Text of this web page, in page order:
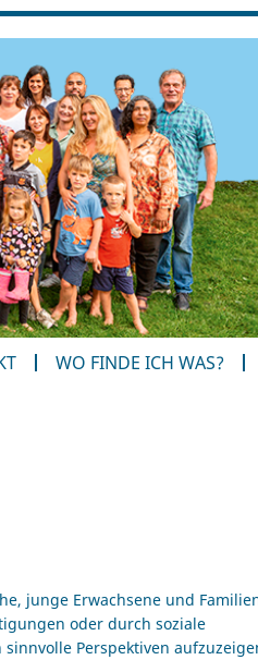
WO FINDE ICH WAS?
junge Erwachsene und
oder durch soziale
Perspektiven